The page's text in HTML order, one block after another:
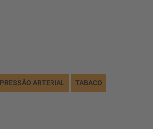
PRESSÃO ARTERIAL TABACO